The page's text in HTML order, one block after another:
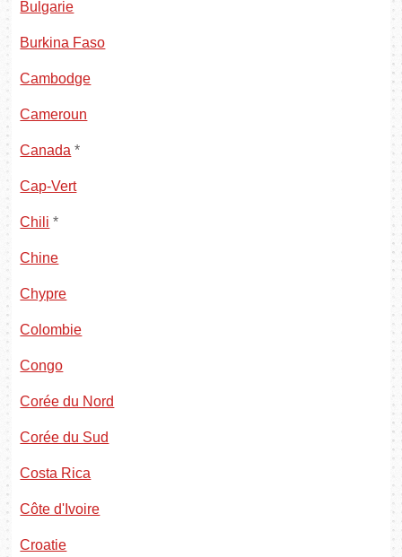
Bulgarie
Burkina Faso
Cambodge
Cameroun
Canada *
Cap-Vert
Chili *
Chine
Chypre
Colombie
Congo
Corée du Nord
Corée du Sud
Costa Rica
Côte d'Ivoire
Croatie